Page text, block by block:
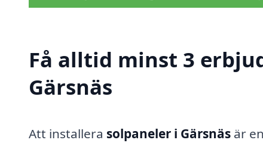
Få alltid minst 3
Gärsnäs
Att installera solpaneler i Gärsnäs är